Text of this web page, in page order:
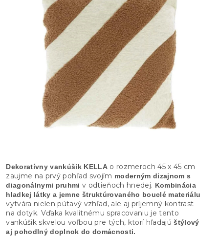
Dekoratívny vankúšik KELLAo rozmeroch 45 x 45 cm
zaujme na prvý pohľad svojím moderným dizajnom s
diagonálnymi pruhmi v odtieňoch hnedej. Kombinácia
hladkej látky a jemne štruktúrovaného bouclé materiálu
vytvára nielen pútavý vzhľad, ale aj príjemný kontrast
na dotyk. Vďaka kvalitnému spracovaniu je tento
vankúšik skvelou voľbou pre tých, ktorí hľadajúštýlový
aj pohodlný doplnok do domácnosti.